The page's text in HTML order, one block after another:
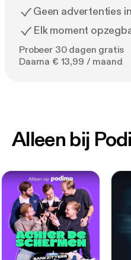
Geen advertenties
Elk moment
Probeer 30 dagen gratis
Daarna € 13,99 / maand
Alleen bij